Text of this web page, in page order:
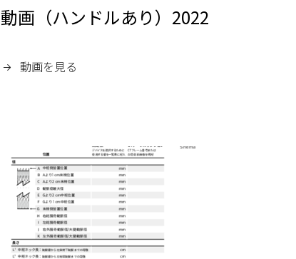
動画（ハンドルあり）2022
動画を見る